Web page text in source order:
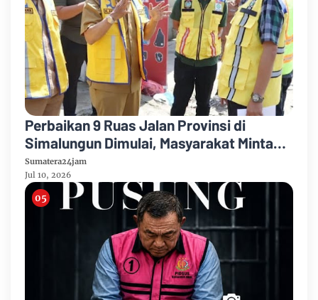
Perbaikan 9 Ruas Jalan Provinsi di
Simalungun Dimulai, Masyarakat Minta
Ruas Siantar–Perbatasan Karo Jadi
Prioritas
Sumatera24jam
Jul 10, 2026